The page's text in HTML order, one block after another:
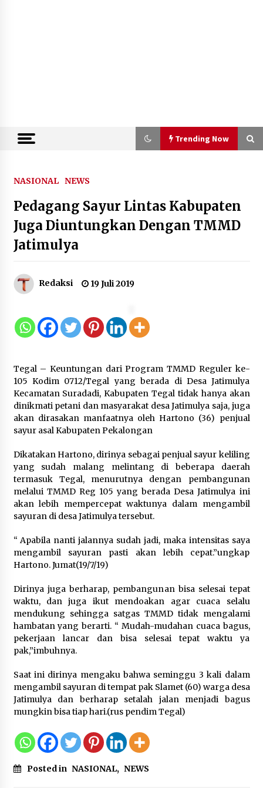
Trending Now
Kejari Kota Tangerang Bongkar
Korupsi Rp5,49 Miliar: Sewa Pesawat
Fiktif, Eks VP Angkasa Pura Kargo
Dukung Ekosistem Kendaraan
Match Pendidikan–Industri
5 Agustus 2026
Marak Kecelakaan Kapal, Puan
Soroti Minimnya Faktor Keamanan
Transportasi Laut
5 Agustus 2026
Di Forum Internasional Majelis
Persaudaraan Manusia, Megawati
Soekarnoputri Tegaskan
Kepemimpinan Perempuan Bukan
Dominasi, Tapi Merawat Dan
5 Agustus 2026
Jokowi Tetap Disambut Hangat di
Pengabdiannya Masih Dirasakan
Masyarakat
5 Agustus 2026
Roboh Korban Bencana, Salurkan
Bantuan Rp30 Juta
5 Agustus 2026
Wali Kota Serang Budi Rustandi
Berikan Penghargaan kepada
19 Kota Serang
NASIONAL NEWS
Pedagang Sayur Lintas Kabupaten
Juga Diuntungkan Dengan TMMD
Jatimulya
Redaksi 19 Juli 2019
Tegal – Keuntungan dari Program TMMD Reguler ke-
105 Kodim 0712/Tegal yang berada di Desa Jatimulya
Kecamatan Suradadi, Kabupaten Tegal tidak hanya akan
dinikmati petani dan masyarakat desa Jatimulya saja, juga
akan dirasakan manfaatnya oleh Hartono (36) penjual
sayur asal Kabupaten Pekalongan
Dikatakan Hartono, dirinya sebagai penjual sayur keliling
yang sudah malang melintang di beberapa daerah
termasuk Tegal, menurutnya dengan pembangunan
melalui TMMD Reg 105 yang berada Desa Jatimulya ini
akan lebih mempercepat waktunya dalam mengambil
sayuran di desa Jatimulya tersebut.
“ Apabila nanti jalannya sudah jadi, maka intensitas saya
mengambil sayuran pasti akan lebih cepat.”ungkap
Hartono. Jumat(19/7/19)
Dirinya juga berharap, pembangunan bisa selesai tepat
waktu, dan juga ikut mendoakan agar cuaca selalu
mendukung sehingga satgas TMMD tidak mengalami
hambatan yang berarti. “ Mudah-mudahan cuaca bagus,
pekerjaan lancar dan bisa selesai tepat waktu ya
pak,”imbuhnya.
Saat ini dirinya mengaku bahwa seminggu 3 kali dalam
mengambil sayuran di tempat pak Slamet (60) warga desa
Jatimulya dan berharap setalah jalan menjadi bagus
mungkin bisa tiap hari.(rus pendim Tegal)
Posted in NASIONAL, NEWS